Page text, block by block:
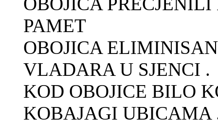
PAMET
OBOJICA
VLADARA U SJENCI .
KOD OBOJICE BILO
KOBAJAGI UBICAMA